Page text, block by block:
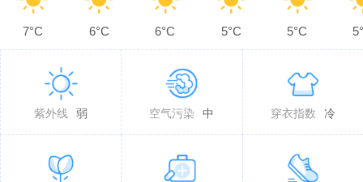
7°C 6°C 6°C 5°C 5°C
紫外线 弱 空气污染 中 穿衣指数 冷